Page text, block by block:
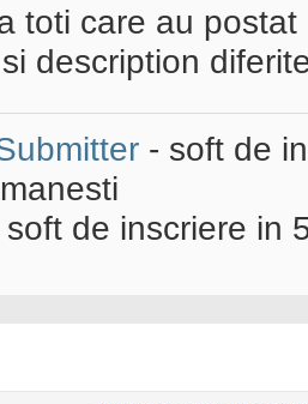
toti care au
description
- soft de
soft de inscriere in